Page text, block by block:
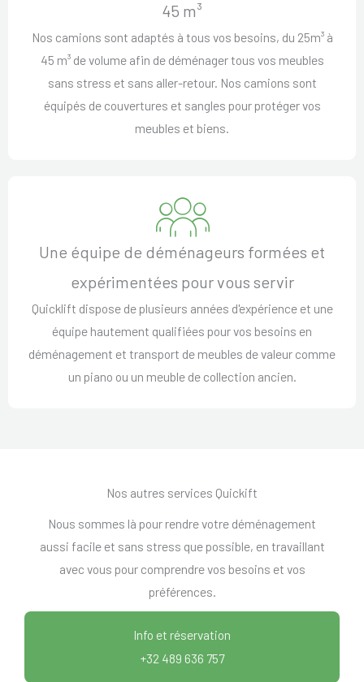
45 m³
Nos camions sont adaptés à tous vos besoins, du 25m³ à
45 m³ de volume afin de déménager tous vos meubles
sans stress et sans aller-retour. Nos camions sont
équipés de couvertures et sangles pour protéger vos
meubles et biens.
Une équipe de déménageurs formées et
expérimentées pour vous servir
Quicklift dispose de plusieurs années d'expérience et une
équipe hautement qualifiées pour vos besoins en
déménagement et transport de meubles de valeur comme
un piano ou un meuble de collection ancien.
Nos autres services Quickift
Nous sommes là pour rendre votre déménagement
aussi facile et sans stress que possible, en travaillant
avec vous pour comprendre vos besoins et vos
préférences.
Info et réservation
+32 489 636 757